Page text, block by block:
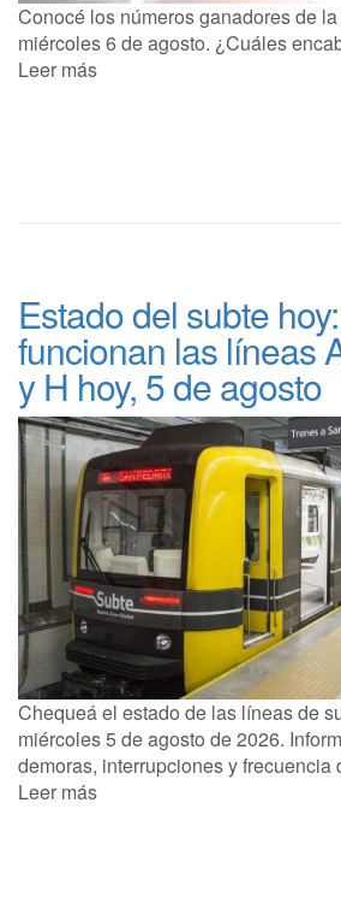
Conocé los números ganadores de
miércoles 6 de agosto. ¿Cuáles
Leer más
Estado del subte
funcionan las líneas
y H hoy, 5 de agosto
Chequeá el estado de las líneas de
miércoles 5 de agosto de 2026.
demoras, interrupciones y frecuencia
Leer más